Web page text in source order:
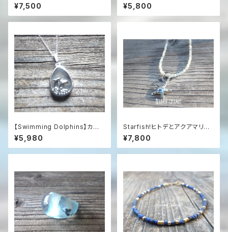
革紐ハワイアンネックレス パウ
アシェル＆シルバー925
¥7,500
ーとコンクシェルのビーチブレ
スレット
¥5,800
【Swimming Dolphins】カル
セドニーの海を泳ぐイルカのネッ
クレス / SV925
¥5,980
Starfish!ヒトデとアクアマリン
のネックレス sv925
¥7,800